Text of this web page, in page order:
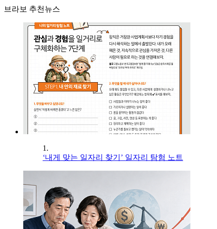
브라보 추천뉴스
1.
‘내게 맞는 일자리 찾기’ 일자리 탐험 노트